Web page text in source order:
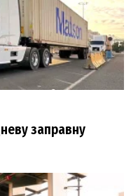
заправну